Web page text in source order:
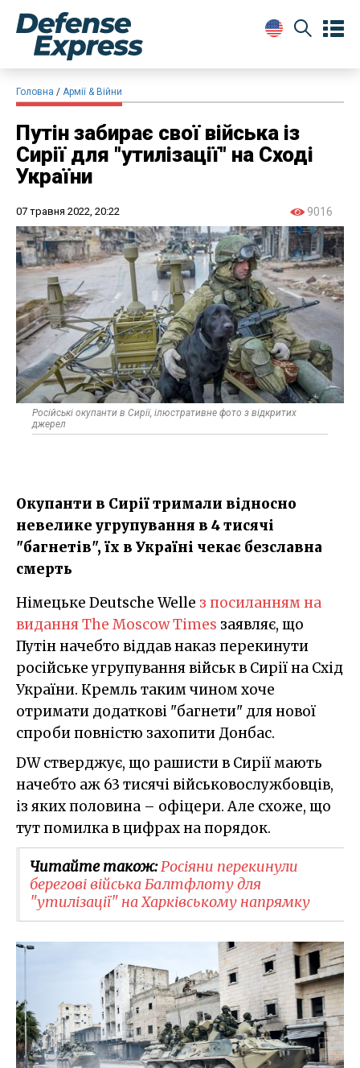
Головна Армії & Війни
Путін забирає свої війська із
Сирії для "утилізації" на Сході
України
07 травня 2022, 20:22 9016
Російські окупанти в Сирії, ілюстративне фото з відкритих
джерел
Окупанти в Сирії тримали відносно
невелике угрупування в 4 тисячі
"багнетів", їх в Україні чекає безславна
смерть
Німецьке Deutsche Welle з посиланням на
видання The Moscow Times заявляє, що
Путін начебто віддав наказ перекинути
російське угрупування військ в Сирії на Схід
України. Кремль таким чином хоче
отримати додаткові "багнети" для нової
спроби повністю захопити Донбас.
DW стверджує, що рашисти в Сирії мають
начебто аж 63 тисячі військовослужбовців,
із яких половина – офіцери. Але схоже, що
тут помилка в цифрах на порядок.
Читайте також:Росіяни перекинули
берегові війська Балтфлоту для
"утилізації" на Харківському напрямку